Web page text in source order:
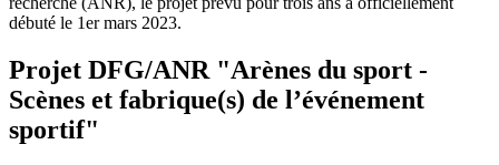
débuté le 1er mars 2023.
Projet DFG/ANR "Arènes du sport -
Scènes et fabrique(s) de l’événement
sportif"